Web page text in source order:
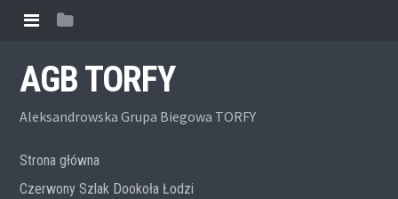
AGB TORFY
Aleksandrowska Grupa Biegowa TORFY
Strona główna
Czerwony Szlak Dookoła Łodzi